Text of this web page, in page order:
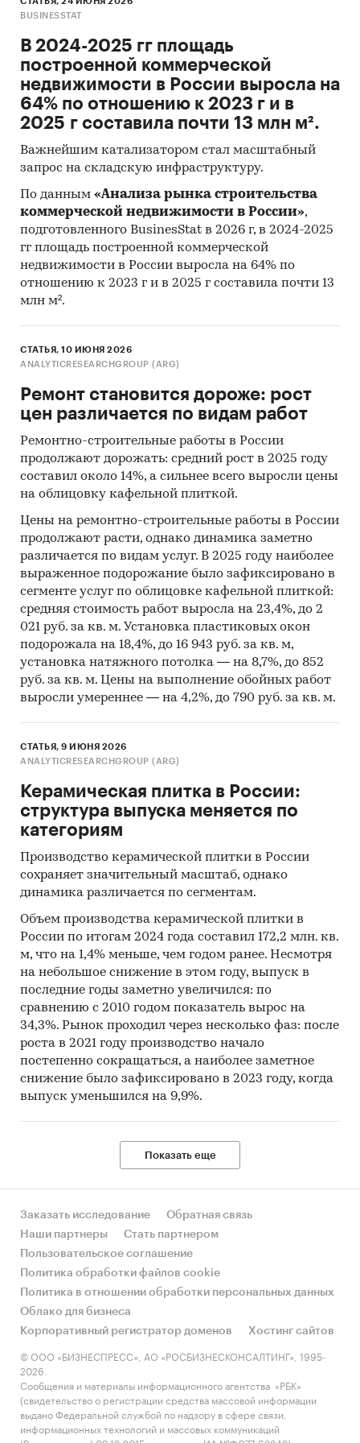
BUSINESSTAT
В 2024-2025 гг площадь
построенной коммерческой
недвижимости в России выросла на
64% по отношению к 2023 г и в
2025 г составила почти 13 млн м².
Важнейшим катализатором стал масштабный
запрос на складскую инфраструктуру.
По данным «Анализа рынка строительства
коммерческой недвижимости в России»,
подготовленного BusinesStat в 2026 г, в 2024-2025
гг площадь построенной коммерческой
недвижимости в России выросла на 64% по
отношению к 2023 г и в 2025 г составила почти 13
млн м².
СТАТЬЯ, 10 ИЮНЯ 2026
ANALYTICRESEARCHGROUP (ARG)
Ремонт становится дороже: рост
цен различается по видам работ
Ремонтно-строительные работы в России
продолжают дорожать: средний рост в 2025 году
составил около 14%, а сильнее всего выросли цены
на облицовку кафельной плиткой.
Цены на ремонтно-строительные работы в России
продолжают расти, однако динамика заметно
различается по видам услуг. В 2025 году наиболее
выраженное подорожание было зафиксировано в
сегменте услуг по облицовке кафельной плиткой:
средняя стоимость работ выросла на 23,4%, до 2
021 руб. за кв. м. Установка пластиковых окон
подорожала на 18,4%, до 16 943 руб. за кв. м,
установка натяжного потолка — на 8,7%, до 852
руб. за кв. м. Цены на выполнение обойных работ
выросли умереннее — на 4,2%, до 790 руб. за кв. м.
СТАТЬЯ, 9 ИЮНЯ 2026
ANALYTICRESEARCHGROUP (ARG)
Керамическая плитка в России:
структура выпуска меняется по
категориям
Производство керамической плитки в России
сохраняет значительный масштаб, однако
динамика различается по сегментам.
Объем производства керамической плитки в
России по итогам 2024 года составил 172,2 млн. кв.
м, что на 1,4% меньше, чем годом ранее. Несмотря
на небольшое снижение в этом году, выпуск в
последние годы заметно увеличился: по
сравнению с 2010 годом показатель вырос на
34,3%. Рынок проходил через несколько фаз: после
роста в 2021 году производство начало
постепенно сокращаться, а наиболее заметное
снижение было зафиксировано в 2023 году, когда
выпуск уменьшился на 9,9%.
Показать еще
Заказать исследование
Обратная связь
Наши партнеры
Стать партнером
Пользовательское соглашение
Политика обработки файлов cookie
Политика в отношении обработки персональных данных
Облако для бизнеса
Корпоративный регистратор доменов
Хостинг сайтов
© ООО «БИЗНЕСПРЕСС», АО «РОСБИЗНЕСКОНСАЛТИНГ», 1995-
2026.
Сообщения и материалы информационного агентства «РБК»
(свидетельство о регистрации средства массовой информации
выдано Федеральной службой по надзору в сфере связи,
информационных технологий и массовых коммуникаций